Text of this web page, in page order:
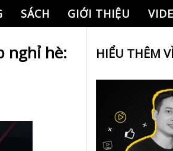
SÁCH GIỚI THIỆU
nghỉ hè: HIỂU THÊM